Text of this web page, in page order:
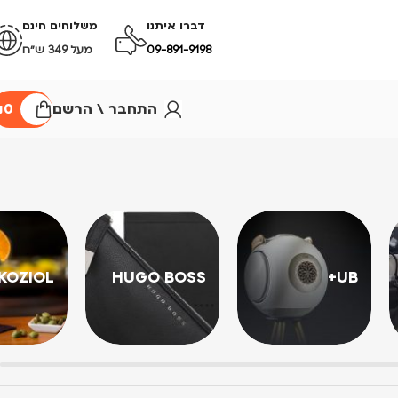
דברו איתנו
09-891-9198
משלוחים חינם
מעל 349 ש״ח
התחבר \ הרשם 0
UB+
HUGO BOSS